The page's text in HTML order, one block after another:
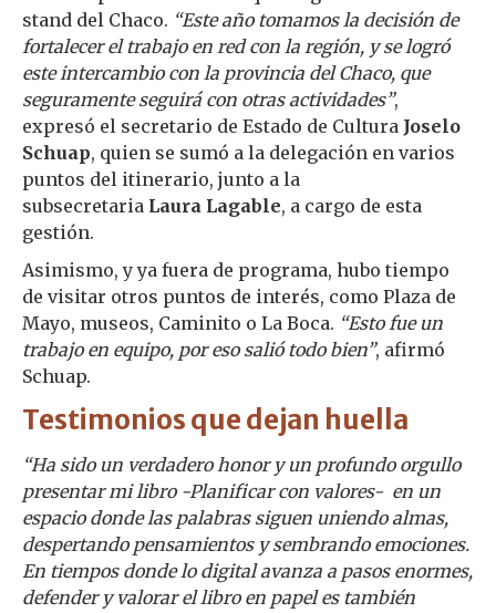
stand del Chaco. “Este año tomamos la decisión de
fortalecer el trabajo en red con la región, y se logró
este intercambio con la provincia del Chaco, que
seguramente seguirá con otras actividades”,
expresó el secretario de Estado de Cultura Joselo
Schuap, quien se sumó a la delegación en varios
puntos del itinerario, junto a la
subsecretaria Laura Lagable, a cargo de esta
gestión.
Asimismo, y ya fuera de programa, hubo tiempo
de visitar otros puntos de interés, como Plaza de
Mayo, museos, Caminito o La Boca. “Esto fue un
trabajo en equipo, por eso salió todo bien”, afirmó
Schuap.
Testimonios que dejan huella
“Ha sido un verdadero honor y un profundo orgullo
presentar mi libro -Planificar con valores- en un
espacio donde las palabras siguen uniendo almas,
despertando pensamientos y sembrando emociones.
En tiempos donde lo digital avanza a pasos enormes,
defender y valorar el libro en papel es también